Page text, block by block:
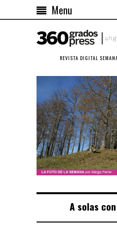
Menu
REVISTA DIGITAL
A solas